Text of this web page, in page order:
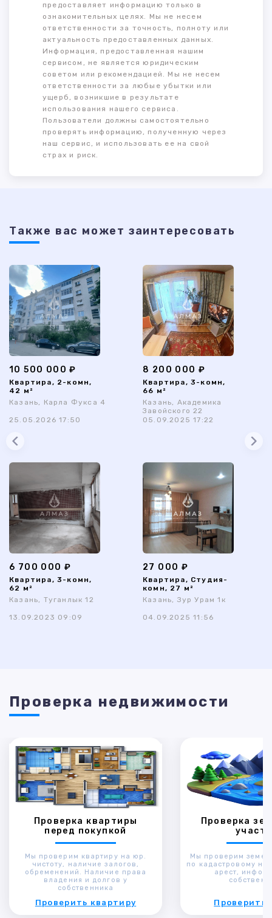
предоставляет информацию только в
ознакомительных целях. Мы не несем
ответственности за точность, полноту или
актуальность предоставленных данных.
Информация, предоставленная нашим
сервисом, не является юридическим
советом или рекомендацией. Мы не несем
ответственности за любые убытки или
ущерб, возникшие в результате
использования нашего сервиса.
Пользователи должны самостоятельно
проверять информацию, полученную через
наш сервис, и использовать ее на свой
страх и риск.
Также ваc может заинтересовать
10 500 000 ₽
Квартира, 2-комн,
42 м²
Казань, Карла Фукса 4
25.05.2026 17:50
8 200 000 ₽
Квартира, 3-комн,
66 м²
Казань, Академика
Завойского 22
05.09.2025 17:22
6 700 000 ₽
Квартира, 3-комн,
62 м²
Казань, Туганлык 12
13.09.2023 09:09
27 000 ₽
Квартира, Студия-
комн, 27 м²
Казань, Зур Урам 1к
04.09.2025 11:56
Проверка недвижимости
Проверка квартиры
перед покупкой
Мы проверим квартиру на юр.
чистоту, наличие залогов,
обременений. Наличие права
владения и долгов у
собственника
Проверить квартиру
Проверка
Мы проверим
по кадастровому
арест,
Проверить